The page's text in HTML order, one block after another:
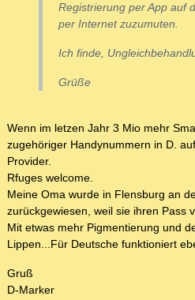
Registrierung per App auf
per Internet zuzumuten.
Ich finde,
Grüße
Wenn im letzen Jahr 3 Mio mehr
zugehöriger Handynummern in D.
Provider.
Rfuges welcome.
Meine Oma wurde in Flensburg an
zurückgewiesen, weil sie ihren Pass
Mit etwas mehr Pigmentierung und
Lippen...Für Deutsche funktioniert
Gruß
D-Marker